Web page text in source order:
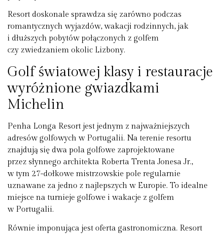
Resort doskonale sprawdza się zarówno podczas
romantycznych wyjazdów, wakacji rodzinnych, jak
i dłuższych pobytów połączonych z golfem
czy zwiedzaniem okolic Lizbony.
Golf światowej klasy i restauracje
wyróżnione gwiazdkami
Michelin
Penha Longa Resort jest jednym z najważniejszych
adresów golfowych w Portugalii. Na terenie resortu
znajdują się dwa pola golfowe zaprojektowane
przez słynnego architekta Roberta Trenta Jonesa Jr.,
w tym 27-dołkowe mistrzowskie pole regularnie
uznawane za jedno z najlepszych w Europie. To idealne
miejsce na turnieje golfowe i wakacje z golfem
w Portugalii.
Równie imponująca jest oferta gastronomiczna. Resort